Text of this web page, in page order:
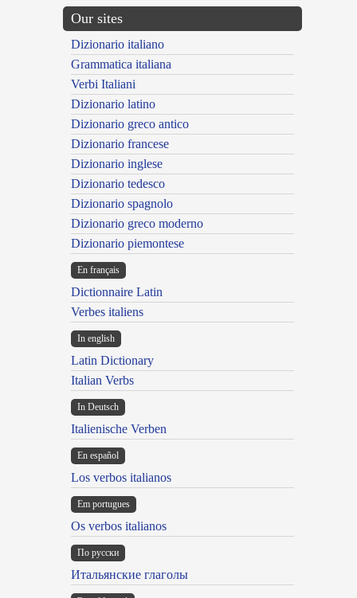
Our sites
Dizionario italiano
Grammatica italiana
Verbi Italiani
Dizionario latino
Dizionario greco antico
Dizionario francese
Dizionario inglese
Dizionario tedesco
Dizionario spagnolo
Dizionario greco moderno
Dizionario piemontese
En français
Dictionnaire Latin
Verbes italiens
In english
Latin Dictionary
Italian Verbs
In Deutsch
Italienische Verben
En español
Los verbos italianos
Em portugues
Os verbos italianos
По русски
Итальянские глаголы